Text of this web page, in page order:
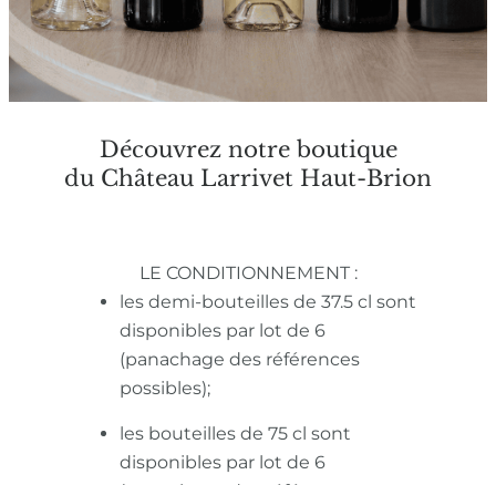
Découvrez notre boutique
du Château Larrivet Haut-Brion
LE CONDITIONNEMENT :
les demi-bouteilles de 37.5 cl sont
disponibles par lot de 6
(panachage des références
possibles);
les bouteilles de 75 cl sont
disponibles par lot de 6